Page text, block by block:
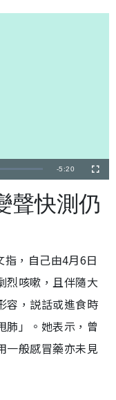
剩
時
-5:20
全
螢
聲快測仍
指，自己由4月6日
烈咳嗽，且伴隨大
容，説話或進食時
肺」。她表示，曾
一般感冒藥亦未見